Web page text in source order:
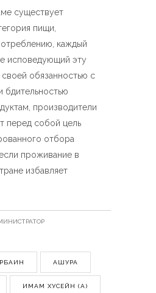
существует
пищи,
каждый
исповедующий эту
своей обязанностью с
бдительностью
производители
перед собой цель
отбора
проживание в
избавляет
АШУРА
ИМАМ ХУСЕЙН (А)